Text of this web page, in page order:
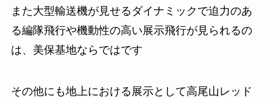
また大型輸送機が見せるダイナミックで迫力のあ
る編隊飛行や機動性の高い展示飛行が見られるの
は、美保基地ならではです
その他にも地上における展示として高尾山レッド